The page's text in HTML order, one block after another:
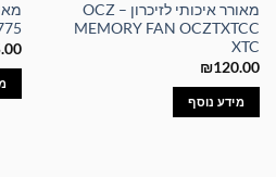
מאורר איכותי לזיכרון – OCZ
MEMORY FAN OCZTXTCC
XTC
₪120.00
מידע נוסף